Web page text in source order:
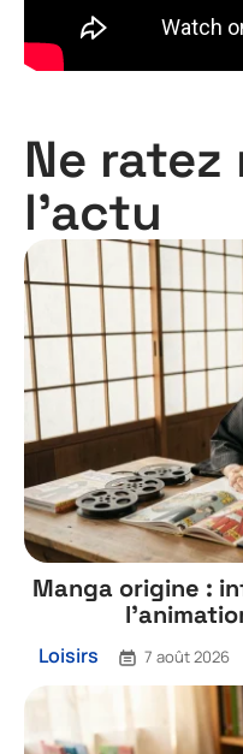
Ne ratez
l'actu
Manga origine :
Loisirs 7 août 2026